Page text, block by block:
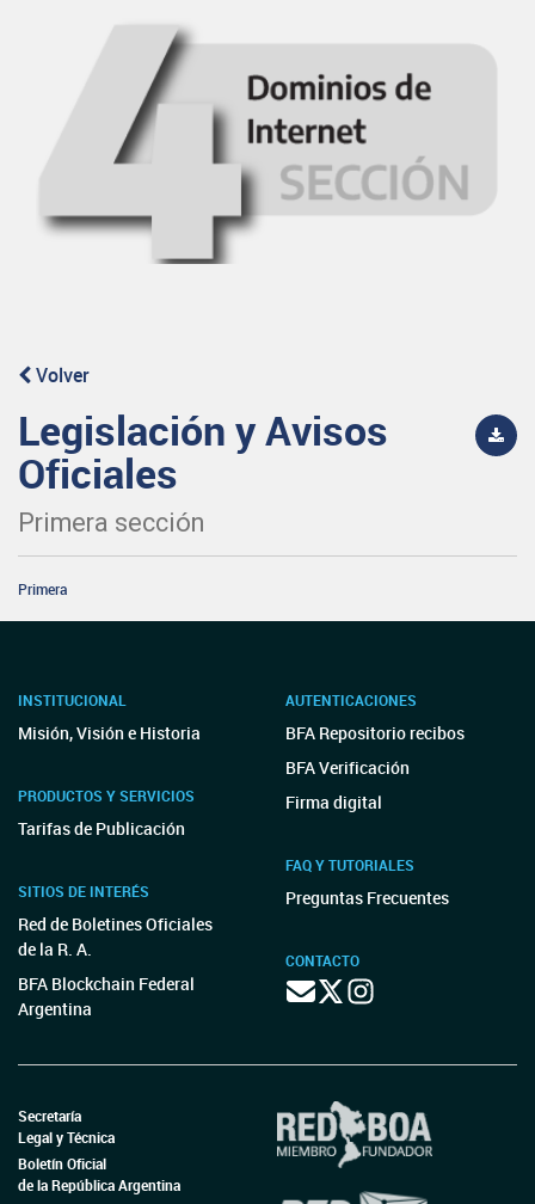
Volver
Legislación y Avisos
Oficiales
Primera sección
Primera
INSTITUCIONAL
Misión, Visión e Historia
PRODUCTOS Y SERVICIOS
Tarifas de Publicación
SITIOS DE INTERÉS
Red de Boletines Oficiales
de la R. A.
BFA Blockchain Federal
Argentina
AUTENTICACIONES
BFA Repositorio recibos
BFA Verificación
Firma digital
FAQ Y TUTORIALES
Preguntas Frecuentes
CONTACTO
Secretaría
Legal y Técnica
Boletín Oficial
de la República Argentina